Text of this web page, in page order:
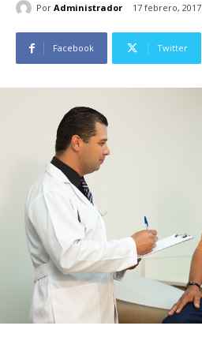
Por Administrador 17 febrero, 2017
Facebook Twitter